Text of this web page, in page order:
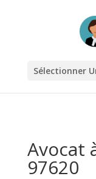
Sélectionner
Avocat
97620